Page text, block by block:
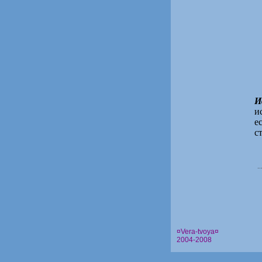
¤Vera-tvoya¤
2004-2008